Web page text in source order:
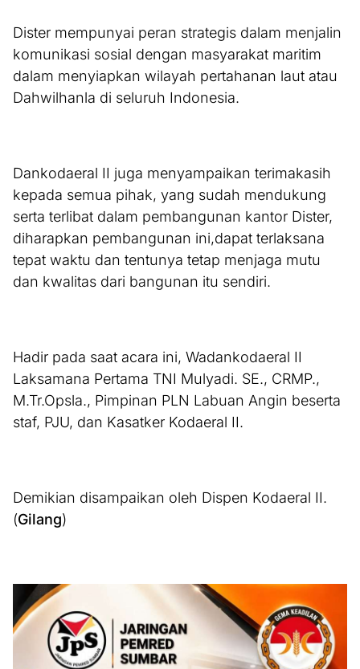
Dister mempunyai peran strategis dalam menjalin
komunikasi sosial dengan masyarakat maritim
dalam menyiapkan wilayah pertahanan laut atau
Dahwilhanla di seluruh Indonesia.
Dankodaeral II juga menyampaikan terimakasih
kepada semua pihak, yang sudah mendukung
serta terlibat dalam pembangunan kantor Dister,
diharapkan pembangunan ini,dapat terlaksana
tepat waktu dan tentunya tetap menjaga mutu
dan kwalitas dari bangunan itu sendiri.
Hadir pada saat acara ini, Wadankodaeral II
Laksamana Pertama TNI Mulyadi. SE., CRMP.,
M.Tr.Opsla., Pimpinan PLN Labuan Angin beserta
staf, PJU, dan Kasatker Kodaeral II.
Demikian disampaikan oleh Dispen Kodaeral II.
(Gilang)